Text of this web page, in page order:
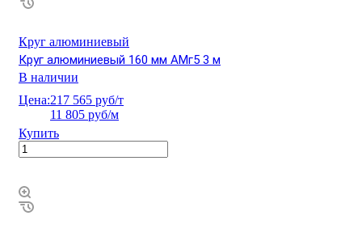
Круг алюминиевый
Круг алюминиевый 160 мм АМг5 3 м
В наличии
Цена:217 565 руб/т
11 805 руб/м
Купить